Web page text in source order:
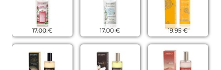
17.00 € 17.00 € 19.95 €